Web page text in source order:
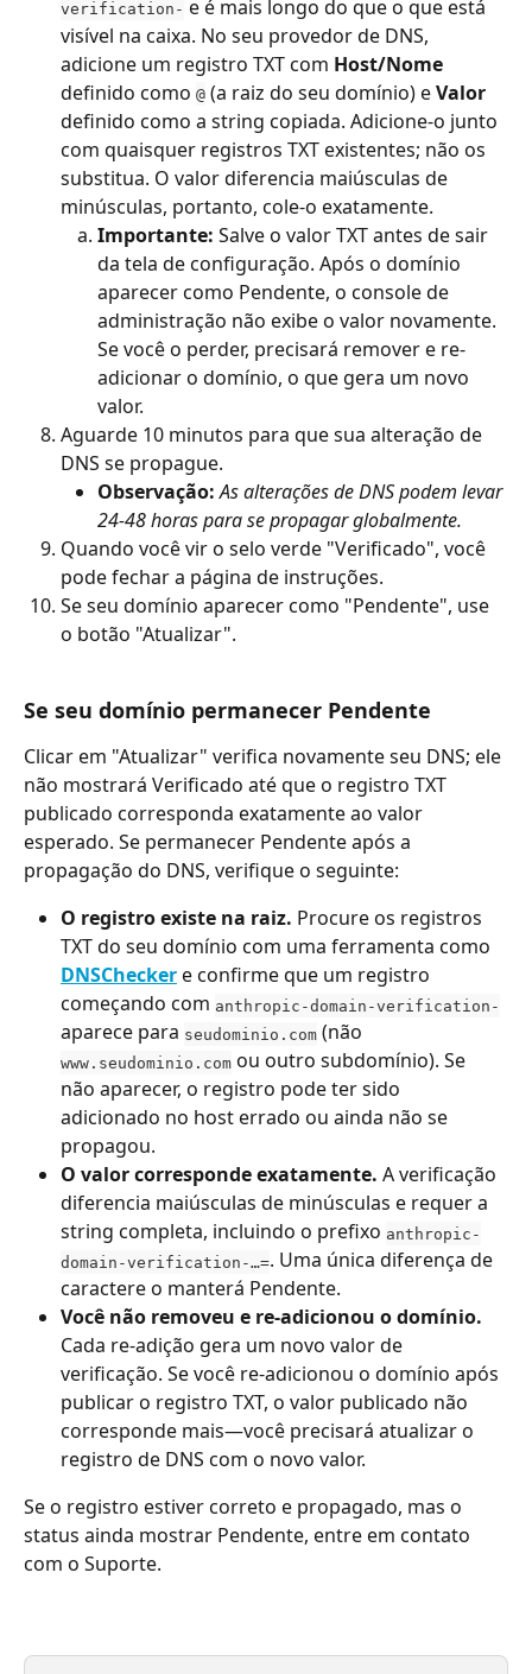
verification- e é mais longo do que o que está
visível na caixa. No seu provedor de DNS,
adicione um registro TXT com Host/Nome
definido como @ (a raiz do seu domínio) e Valor
definido como a string copiada. Adicione-o junto
com quaisquer registros TXT existentes; não os
substitua. O valor diferencia maiúsculas de
minúsculas, portanto, cole-o exatamente.
Importante: Salve o valor TXT antes de sair
da tela de configuração. Após o domínio
aparecer como Pendente, o console de
administração não exibe o valor novamente.
Se você o perder, precisará remover e re-
adicionar o domínio, o que gera um novo
valor.
Aguarde 10 minutos para que sua alteração de
DNS se propague.
Observação: As alterações de DNS podem levar
24-48 horas para se propagar globalmente.
Quando você vir o selo verde "Verificado", você
pode fechar a página de instruções.
Se seu domínio aparecer como "Pendente", use
o botão "Atualizar".
Se seu domínio permanecer Pendente
Clicar em "Atualizar" verifica novamente seu DNS; ele
não mostrará Verificado até que o registro TXT
publicado corresponda exatamente ao valor
esperado. Se permanecer Pendente após a
propagação do DNS, verifique o seguinte:
O registro existe na raiz. Procure os registros
TXT do seu domínio com uma ferramenta como
DNSChecker e confirme que um registro
começando com anthropic-domain-verification-
aparece para seudominio.com (não
www.seudominio.com ou outro subdomínio). Se
não aparecer, o registro pode ter sido
adicionado no host errado ou ainda não se
propagou.
O valor corresponde exatamente. A verificação
diferencia maiúsculas de minúsculas e requer a
string completa, incluindo o prefixo anthropic-
domain-verification-…=. Uma única diferença de
caractere o manterá Pendente.
Você não removeu e re-adicionou o domínio.
Cada re-adição gera um novo valor de
verificação. Se você re-adicionou o domínio após
publicar o registro TXT, o valor publicado não
corresponde mais—você precisará atualizar o
registro de DNS com o novo valor.
Se o registro estiver correto e propagado, mas o
status ainda mostrar Pendente, entre em contato
com o Suporte.